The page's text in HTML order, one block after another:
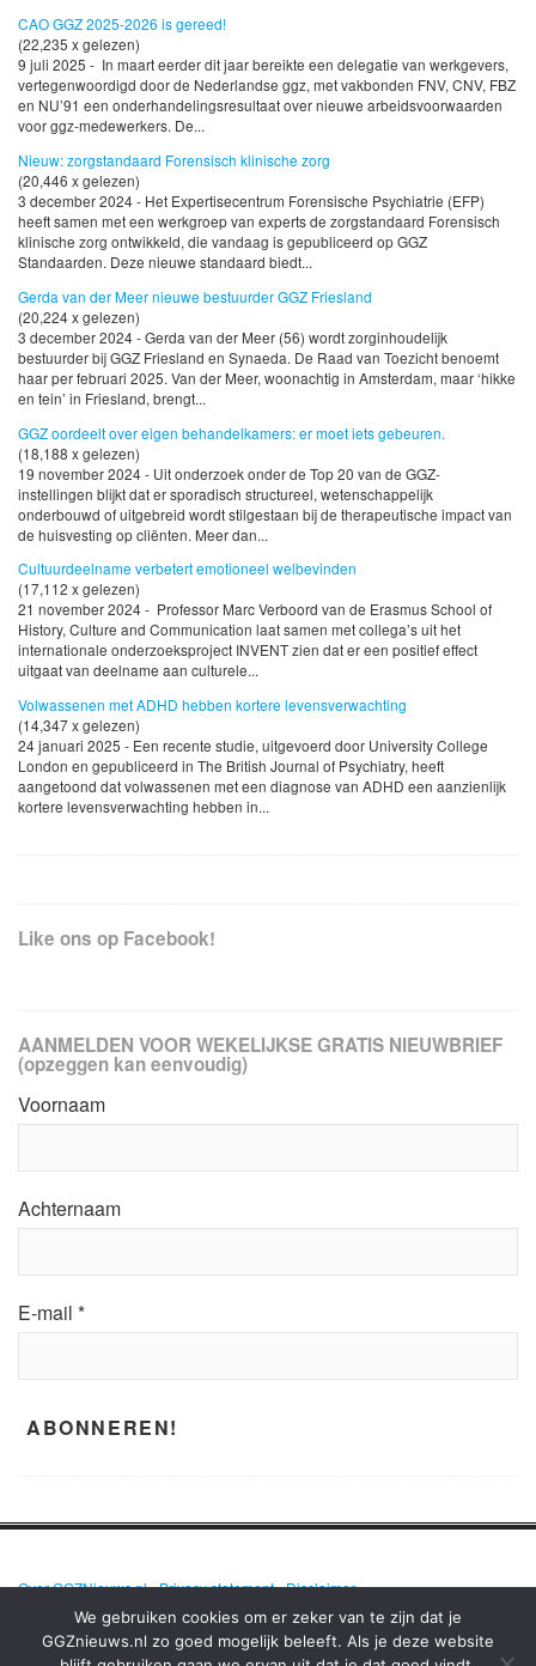
CAO GGZ 2025-2026 is gereed!
(22,235 x gelezen)
9 juli 2025 - In maart eerder dit jaar bereikte een delegatie van werkgevers,
vertegenwoordigd door de Nederlandse ggz, met vakbonden FNV, CNV, FBZ
en NU’91 een onderhandelingsresultaat over nieuwe arbeidsvoorwaarden
voor ggz-medewerkers. De...
Nieuw: zorgstandaard Forensisch klinische zorg
(20,446 x gelezen)
3 december 2024 - Het Expertisecentrum Forensische Psychiatrie (EFP)
heeft samen met een werkgroep van experts de zorgstandaard Forensisch
klinische zorg ontwikkeld, die vandaag is gepubliceerd op GGZ
Standaarden. Deze nieuwe standaard biedt...
Gerda van der Meer nieuwe bestuurder GGZ Friesland
(20,224 x gelezen)
3 december 2024 - Gerda van der Meer (56) wordt zorginhoudelijk
bestuurder bij GGZ Friesland en Synaeda. De Raad van Toezicht benoemt
haar per februari 2025. Van der Meer, woonachtig in Amsterdam, maar ‘hikke
en tein’ in Friesland, brengt...
GGZ oordeelt over eigen behandelkamers: er moet iets gebeuren.
(18,188 x gelezen)
19 november 2024 - Uit onderzoek onder de Top 20 van de GGZ-
instellingen blijkt dat er sporadisch structureel, wetenschappelijk
onderbouwd of uitgebreid wordt stilgestaan bij de therapeutische impact van
de huisvesting op cliënten. Meer dan...
Cultuurdeelname verbetert emotioneel welbevinden
(17,112 x gelezen)
21 november 2024 - Professor Marc Verboord van de Erasmus School of
History, Culture and Communication laat samen met collega’s uit het
internationale onderzoeksproject INVENT zien dat er een positief effect
uitgaat van deelname aan culturele...
Volwassenen met ADHD hebben kortere levensverwachting
(14,347 x gelezen)
24 januari 2025 - Een recente studie, uitgevoerd door University College
London en gepubliceerd in The British Journal of Psychiatry, heeft
aangetoond dat volwassenen met een diagnose van ADHD een aanzienlijk
kortere levensverwachting hebben in...
Like ons op Facebook!
AANMELDEN VOOR WEKELIJKSE GRATIS NIEUWBRIEF
(opzeggen kan eenvoudig)
Voornaam
Achternaam
E-mail *
Over GGZNieuws.nl•Privacy statement•Disclaimer
We gebruiken cookies om er zeker van te zijn dat je
GGZnieuws.nl zo goed mogelijk beleeft. Als je deze website